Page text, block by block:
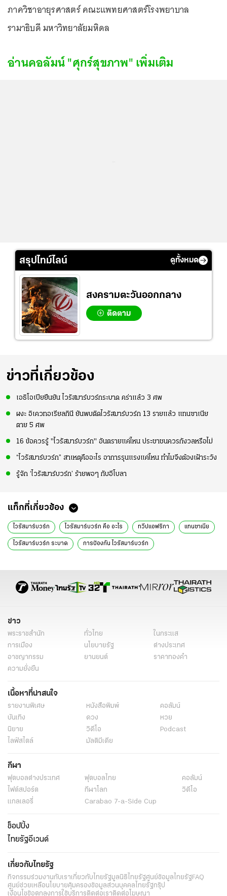
ภาควิชาอายุรศาสตร์ คณะแพทยศาสตร์โรงพยาบาล
รามาธิบดี มหาวิทยาลัยมหิดล
อ่านคอลัมน์ "ศุกร์สุขภาพ" เพิ่มเติม
สรุปไทม์ไลน์ ดูทั้งหมด
สงครามตะวันออกกลาง
ติดตาม
ข่าวที่เกี่ยวข้อง
เอธิโอเปียยืนยัน ไวรัสมาร์บวร์กระบาด คร่าแล้ว 3 ศพ
ผงะ อิเควทอเรียลกินี ยันพบติดไวรัสมาร์บวร์ก 13 รายแล้ว แทนซาเนีย
ตาย 5 ศพ
16 ข้อควรรู้ "ไวรัสมาร์บวร์ก" อันตรายแค่ไหน ประชาชนควรกังวลหรือไม่
“ไวรัสมาร์บวร์ก” สาเหตุคืออะไร อาการรุนแรงแค่ไหน ทำไมจึงต้องเฝ้าระวัง
รู้จัก ‘ไวรัสมาร์บวร์ก’ ร้ายพอๆ กับอีโบลา
แท็กที่เกี่ยวข้อง
ไวรัสมาร์บวร์ก ไวรัสมาร์บวร์ก คือ อะไร ทวีปแอฟริกา แทนซาเนีย
ไวรัสมาร์บวร์ก ระบาด การป้องกัน ไวรัสมาร์บวร์ก
ข่าว
พระราชสำนัก ทั่วไทย
ในกระแส
การเมือง
นโยบายรัฐ
ต่างประเทศ
อาชญากรรม
ยานยนต์
ราคาทองคำ
ความยั่งยืน
เนื้อหาที่น่าสนใจ
รายงานพิเศษ หนังสือพิมพ์
คอลัมน์
บันเทิง
ดวง
หวย
นิยาย
วิดีโอ
Podcast
ไลฟ์สไตล์
มัลติมีเดีย
กีฬา
ฟุตบอลต่่างประเทศ ฟุตบอลไทย
คอลัมน์
ไฟต์สปอร์ต
กีฬาโลก
วิดีโอ
แกลเลอรี่
Carabao 7-a-Side Cup
ช็อปปิ้ง
ไทยรัฐอีเวนต์
เกี่ยวกับไทยรัฐ
กิจกรรมร่วมงานกับเราเกี่ยวกับไทยรัฐมูลนิธิไทยรัฐศูนย์ข้อมูลไทยรัฐFAQ
ศูนย์ช่วยเหลือนโยบายคุ้มครองข้อมูลส่วนบุคคลไทยรัฐกรุ๊ป
เงื่อนไขข้อตกลงการใช้บริการติดต่อเราติดต่อโฆษณา